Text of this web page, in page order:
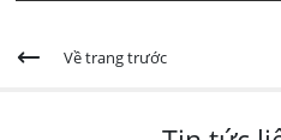
Về trang trước